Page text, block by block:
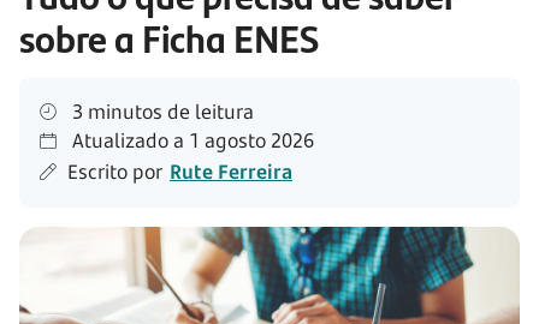
sobre a Ficha ENES
3 minutos de leitura
Atualizado a 1 agosto 2026
Escrito por Rute Ferreira